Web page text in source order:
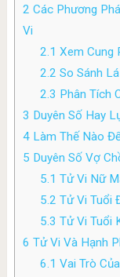
2 Các Phương
Vi
2.1 Xem Cung
2.2 So Sánh
2.3 Phân Tích
3 Duyên Số Hay
4Làm Thế Nào
5 Duyên Số Vợ
5.1 Tử Vi Nữ
5.2 Tử Vi Tuổi
5.3 Tử Vi Tuổi
6 Tử Vi Và Hạnh
6.1 Vai Trò